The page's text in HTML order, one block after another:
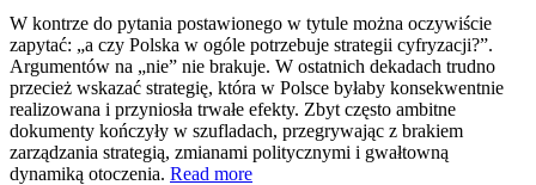
W kontrze do pytania postawionego w tytule można oczywiście
zapytać: „a czy Polska w ogóle potrzebuje strategii cyfryzacji?”.
Argumentów na „nie” nie brakuje. W ostatnich dekadach trudno
przecież wskazać strategię, która w Polsce byłaby konsekwentnie
realizowana i przyniosła trwałe efekty. Zbyt często ambitne
dokumenty kończyły w szufladach, przegrywając z brakiem
zarządzania strategią, zmianami politycznymi i gwałtowną
dynamiką otoczenia. Read more